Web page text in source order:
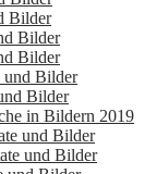
Bilder
Bilder
Bilder
und Bilder
Bilder
in Bildern 2019
und Bilder
und Bilder